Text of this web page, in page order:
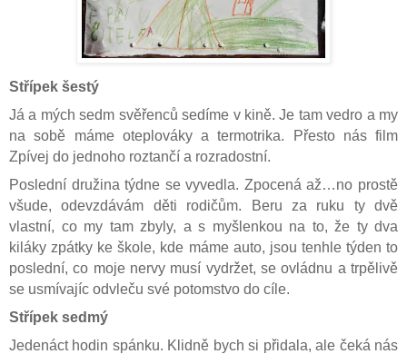
Střípek šestý
Já a mých sedm svěřenců sedíme v kině. Je tam vedro a my
na sobě máme oteplováky a termotrika. Přesto nás film
Zpívej do jednoho roztančí a rozradostní.
Poslední družina týdne se vyvedla. Zpocená až…no prostě
všude, odevzdávám děti rodičům. Beru za ruku ty dvě
vlastní, co my tam zbyly, a s myšlenkou na to, že ty dva
kiláky zpátky ke škole, kde máme auto, jsou tenhle týden to
poslední, co moje nervy musí vydržet, se ovládnu a trpělivě
se usmívajíc odvleču své potomstvo do cíle.
Střípek sedmý
Jedenáct hodin spánku. Klidně bych si přidala, ale čeká nás